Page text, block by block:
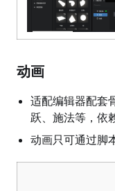
动画
适配编辑器配套
跃、施法等，依
动画只可通过脚